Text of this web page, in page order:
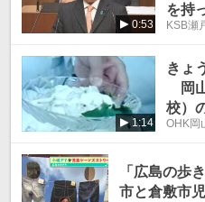
0:53
を持
KSB瀬
1:14
きょ
岡
校）
９８
OHK岡
「広島の歩
市と倉敷市